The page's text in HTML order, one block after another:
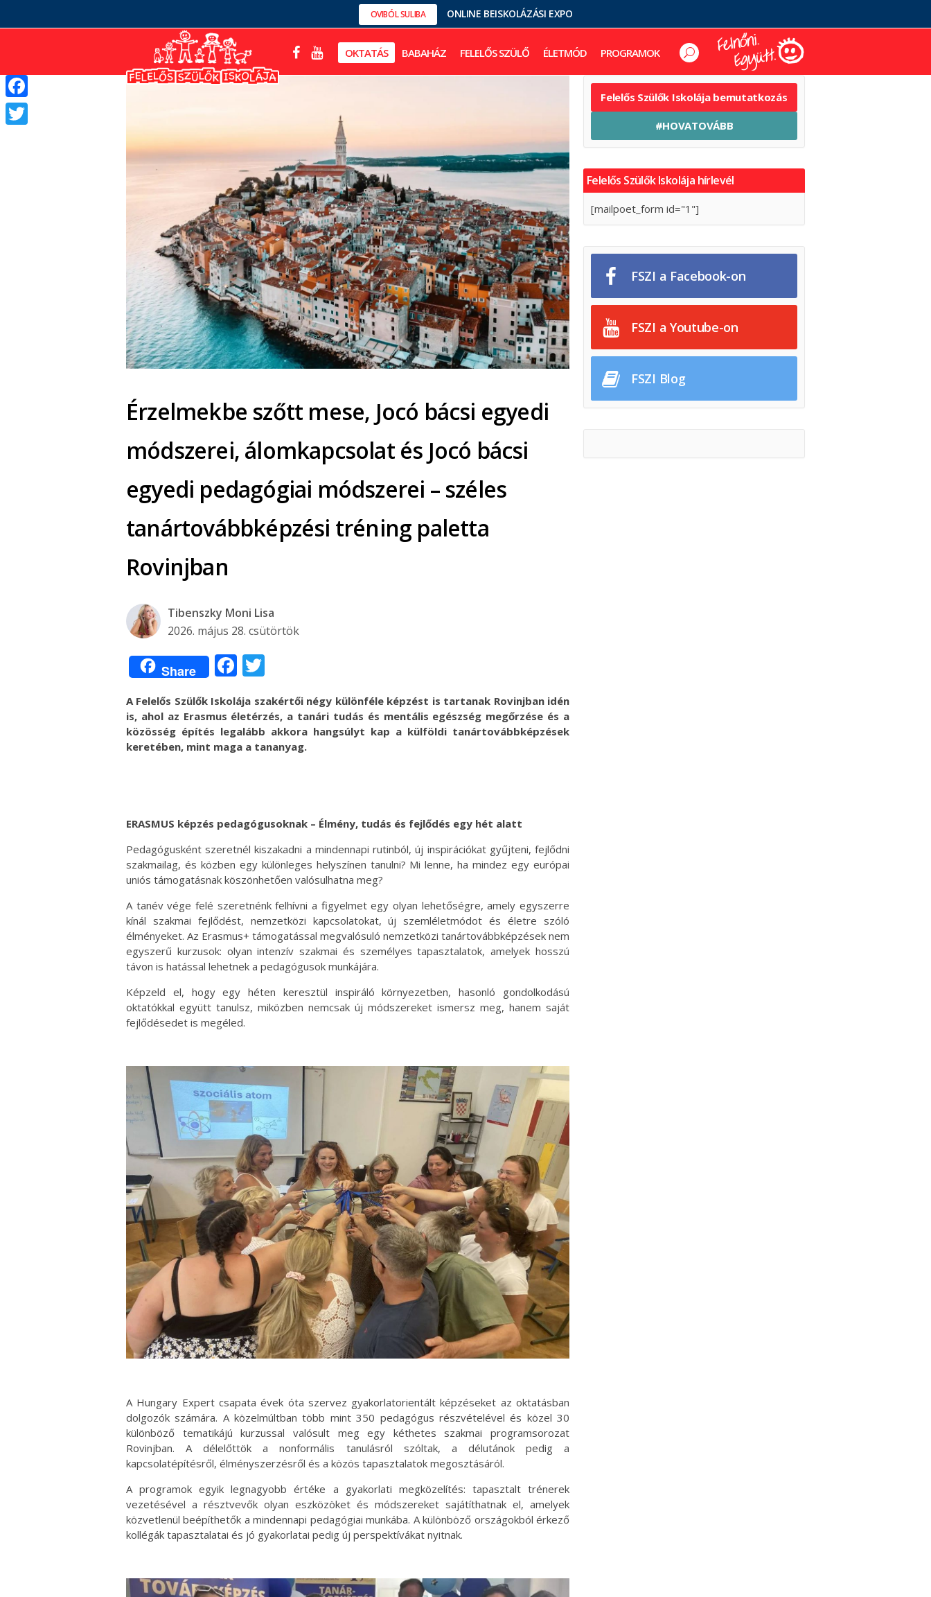
OVIBÓL SULIBA ONLINE BEISKOLÁZÁSI EXPO
OKTATÁS BABAHÁZ FELELŐS SZÜLŐ ÉLETMÓD PROGRAMOK
Érzelmekbe szőtt mese, Jocó bácsi egyedi
módszerei, álomkapcsolat és Jocó bácsi
egyedi pedagógiai módszerei – széles
tanártovábbképzési tréning paletta
Rovinjban
Tibenszky Moni Lisa
2026. május 28. csütörtök
Share Facebook
A Felelős Szülők Iskolája szakértői négy különféle képzést is tartanak Rovinjban idén
is, ahol az Erasmus életérzés, a tanári tudás és mentális egészség megőrzése és a
közösség építés legalább akkora hangsúlyt kap a külföldi tanártovábbképzések
keretében, mint maga a tananyag.
ERASMUS képzés pedagógusoknak – Élmény, tudás és fejlődés egy hét alatt
Pedagógusként szeretnél kiszakadni a mindennapi rutinból, új inspirációkat gyűjteni, fejlődni
szakmailag, és közben egy különleges helyszínen tanulni? Mi lenne, ha mindez egy európai
uniós támogatásnak köszönhetően valósulhatna meg?
A tanév vége felé szeretnénk felhívni a figyelmet egy olyan lehetőségre, amely egyszerre
kínál szakmai fejlődést, nemzetközi kapcsolatokat, új szemléletmódot és életre szóló
élményeket. Az Erasmus+ támogatással megvalósuló nemzetközi tanártovábbképzések nem
egyszerű kurzusok: olyan intenzív szakmai és személyes tapasztalatok, amelyek hosszú
távon is hatással lehetnek a pedagógusok munkájára.
Képzeld el, hogy egy héten keresztül inspiráló környezetben, hasonló gondolkodású
oktatókkal együtt tanulsz, miközben nemcsak új módszereket ismersz meg, hanem saját
fejlődésedet is megéled.
A Hungary Expert csapata évek óta szervez gyakorlatorientált képzéseket az oktatásban
dolgozók számára. A közelmúltban több mint 350 pedagógus részvételével és közel 30
különböző tematikájú kurzussal valósult meg egy kéthetes szakmai programsorozat
Rovinjban. A délelőttök a nonformális tanulásról szóltak, a délutánok pedig a
kapcsolatépítésről, élményszerzésről és a közös tapasztalatok megosztásáról.
A programok egyik legnagyobb értéke a gyakorlati megközelítés: tapasztalt trénerek
vezetésével a résztvevők olyan eszközöket és módszereket sajátíthatnak el, amelyek
közvetlenül beépíthetők a mindennapi pedagógiai munkába. A különböző országokból érkező
kollégák tapasztalatai és jó gyakorlatai pedig új perspektívákat nyitnak.
Felelős Szülők Iskolája bemutatkozás
#HOVATOVÁBB
Felelős Szülők Iskolája hírlevél
[mailpoet_form id="1"]
FSZI a Facebook-on
FSZI a Youtube-on
FSZI Blog
Facebook